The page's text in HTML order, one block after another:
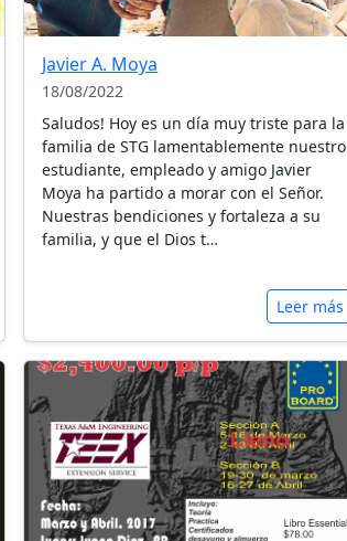
Javier A. Moya
18/08/2022
Saludos! Hoy es un día muy triste para la
familia de STG lamentablemente nuestro
estudiante, empleado y amigo Javier
Moya ha partido a morar con el Señor.
Nuestras bendiciones y fortaleza a su
familia, y que el Dios t…
Leer más